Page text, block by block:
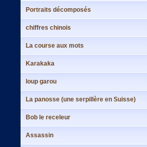
Portraits décomposés
chiffres chinois
La course aux mots
Karakaka
loup garou
La panosse (une serpillère en Suisse)
Bob le receleur
Assassin